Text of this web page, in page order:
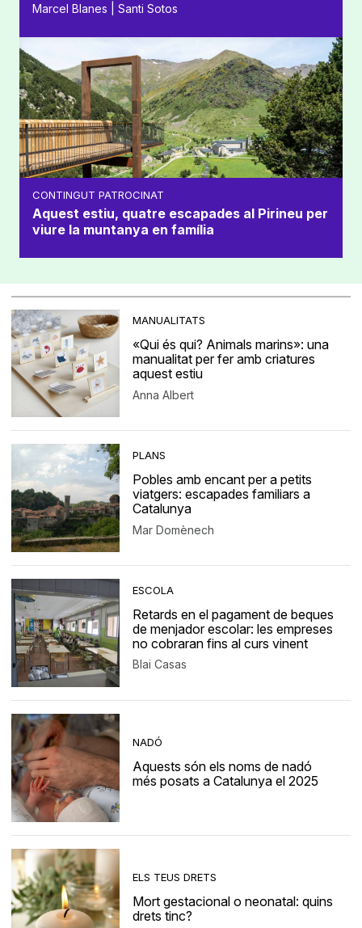
Marcel Blanes | Santi Sotos
CONTINGUT PATROCINAT
Aquest estiu, quatre escapades al Pirineu per
viure la muntanya en família
MANUALITATS
«Qui és qui? Animals marins»: una
manualitat per fer amb criatures
aquest estiu
Anna Albert
PLANS
Pobles amb encant per a petits
viatgers: escapades familiars a
Catalunya
Mar Domènech
ESCOLA
Retards en el pagament de beques
de menjador escolar: les empreses
no cobraran fins al curs vinent
Blai Casas
NADÓ
Aquests són els noms de nadó
més posats a Catalunya el 2025
ELS TEUS DRETS
Mort gestacional o neonatal: quins
drets tinc?